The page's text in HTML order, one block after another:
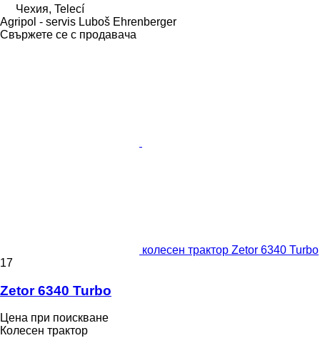
Чехия, Telecí
Agripol - servis Luboš Ehrenberger
Свържете се с продавача
колесен трактор Zetor 6340 Turbo
17
Zetor 6340 Turbo
Цена при поискване
Колесен трактор